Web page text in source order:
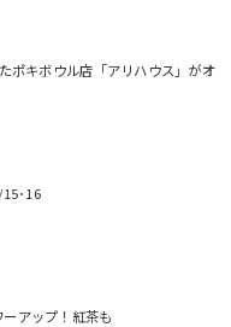
ポキボウル店「アリハウス」がオ
･16
アップ！紅茶も